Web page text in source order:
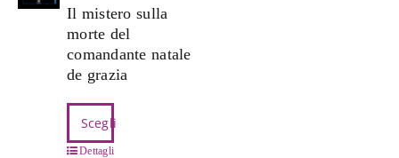
€ 8,99
Il mistero sulla
morte del
comandante natale
de grazia
Scegli
Dettagli